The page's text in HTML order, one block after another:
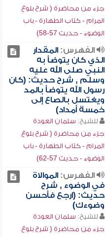
جزء من محاضرة ( شرح بلوغ
المرام - كتاب الطهارة - باب
الوضوء - حديث 57-58)
الفهرس:المقدار
الذي كان يتوضأ به
النبي صلى الله عليه
وسلم , شرح حديث: (كان
رسول الله يتوضأ بالمد
ويغتسل بالصاع إلى
خمسة أمداد)
للشيخ: سلمان العودة
جزء من محاضرة ( شرح بلوغ
المرام - كتاب الطهارة - باب
الوضوء - حديث 57-62)
الفهرس:الموالاة
في الوضوء , شرح
حديث: (ارجع فأحسن
وضوءك)
للشيخ: سلمان العودة
جزء من محاضرة ( شرح بلوغ